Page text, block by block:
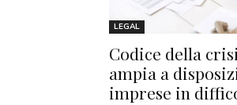
LEGAL
Codice della
ampia a
imprese in